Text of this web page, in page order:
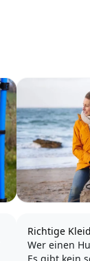
Richtige
Wer einen